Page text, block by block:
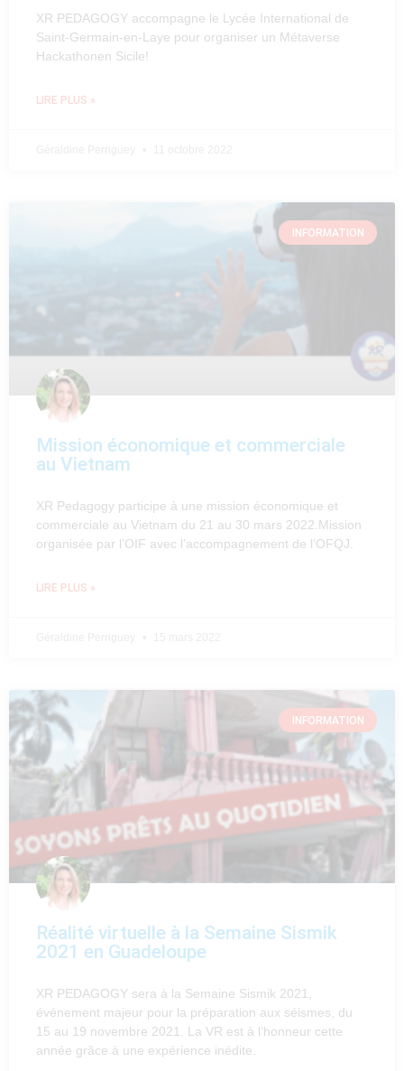
XR PEDAGOGY accompagne le Lycée International de
Saint-Germain-en-Laye pour organiser un Métaverse
Hackathonen Sicile!
LIRE PLUS »
INFORMATION
Mission économique et commerciale
au Vietnam
XR Pedagogy participe à une mission économique et
commerciale au Vietnam du 21 au 30 mars 2022.Mission
organisée par l’OIF avec l’accompagnement de l’OFQJ.
LIRE PLUS »
INFORMATION
Réalité virtuelle à la Semaine Sismik
2021 en Guadeloupe
XR PEDAGOGY sera à la Semaine Sismik 2021,
événement majeur pour la préparation aux séismes, du
15 au 19 novembre 2021. La VR est à l’honneur cette
année grâce à une expérience inédite.